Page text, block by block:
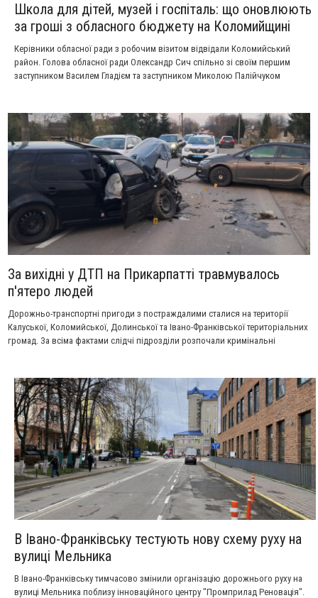
Школа для дітей, музей і госпіталь: що оновлюють
за гроші з обласного бюджету на Коломийщині
Керівники обласної ради з робочим візитом відвідали Коломийський
район. Голова обласної ради Олександр Сич спільно зі своїм першим
заступником Василем Гладієм та заступником Миколою Палійчуком
За вихідні у ДТП на Прикарпатті травмувалось
п'ятеро людей
Дорожньо-транспортні пригоди з постраждалими сталися на території
Калуської, Коломийської, Долинської та Івано-Франківської територіальних
громад. За всіма фактами слідчі підрозділи розпочали кримінальні
В Івано-Франківську тестують нову схему руху на
вулиці Мельника
В Івано-Франківську тимчасово змінили організацію дорожнього руху на
вулиці Мельника поблизу інноваційного центру "Промприлад Реновація".